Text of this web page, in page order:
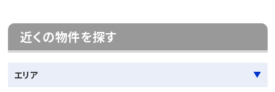
近くの物件を探す
エリア